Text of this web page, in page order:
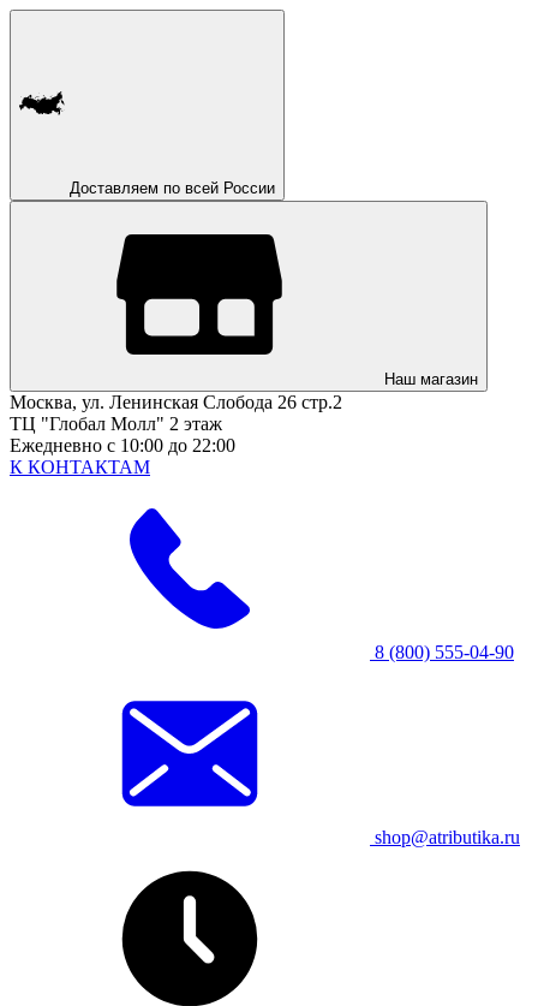
Доставляем по всей России
Наш магазин
Москва, ул. Ленинская Слобода 26 стр.2
ТЦ "Глобал Молл" 2 этаж
Ежедневно с 10:00 до 22:00
К КОНТАКТАМ
8 (800) 555-04-90
shop@atributika.ru